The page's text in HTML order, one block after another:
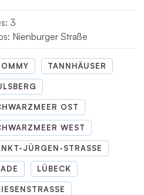
3
Nienburger Straße
TANNHÄUSER
OST
WEST
JÜRGEN-STRASSE
LÜBECK